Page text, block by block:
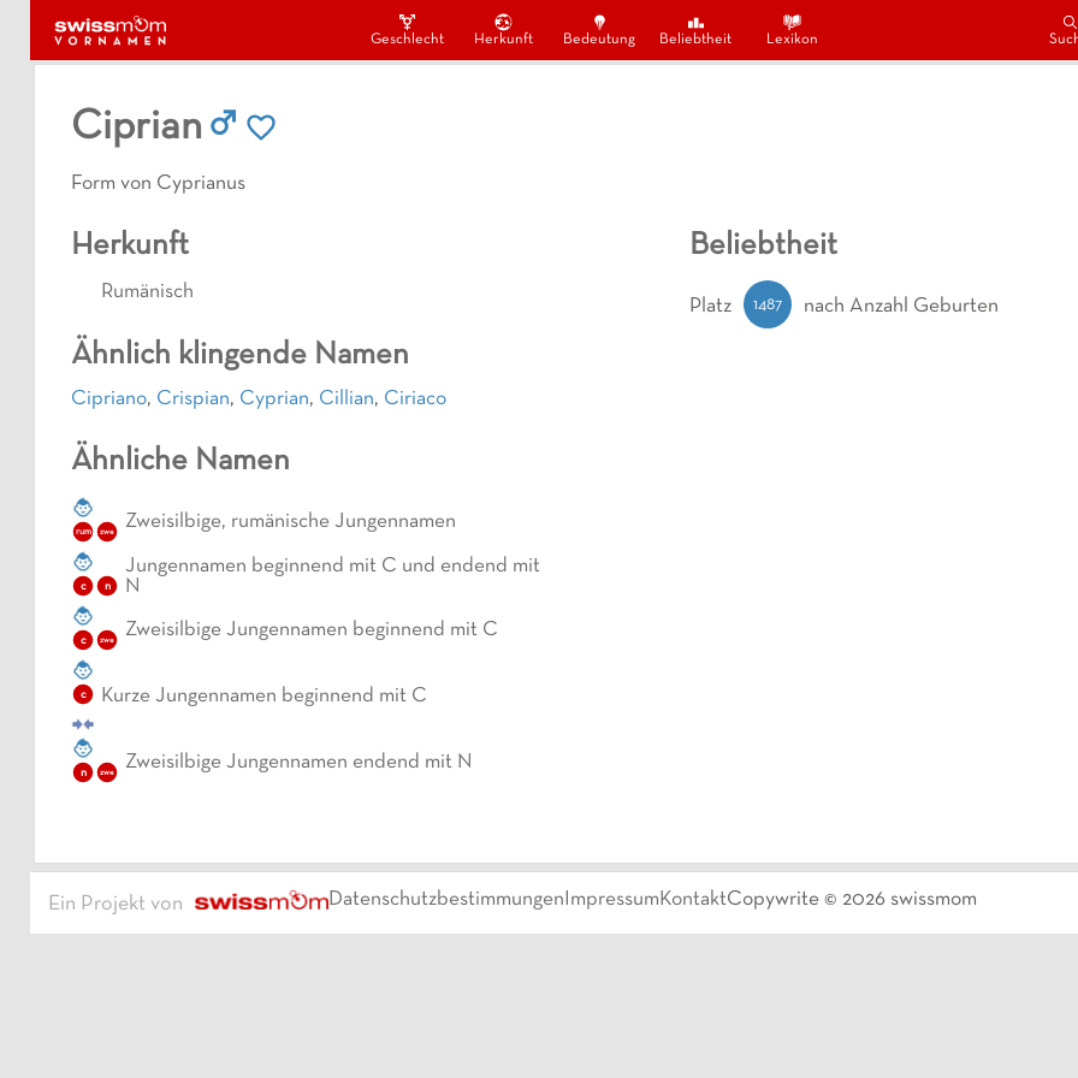
Geschlecht Herkunft Bedeutung Beliebtheit Lexikon
Ciprian
Form von Cyprianus
Herkunft
Rumänisch
Ähnlich klingende Namen
Cipriano, Crispian, Cyprian, Cillian, Ciriaco
Ähnliche Namen
rum zwe Zweisilbige, rumänische Jungennamen
c n
Jungennamen beginnend mit C und endend mit
N
c zwe Zweisilbige Jungennamen beginnend mit C
c Kurze Jungennamen beginnend mit C
n zwe Zweisilbige Jungennamen endend mit N
Beliebtheit
Platz 1487 nach Anzahl Geburten
Ein Projekt von DatenschutzbestimmungenImpressumKontaktCopywrite © 2026 swissmom